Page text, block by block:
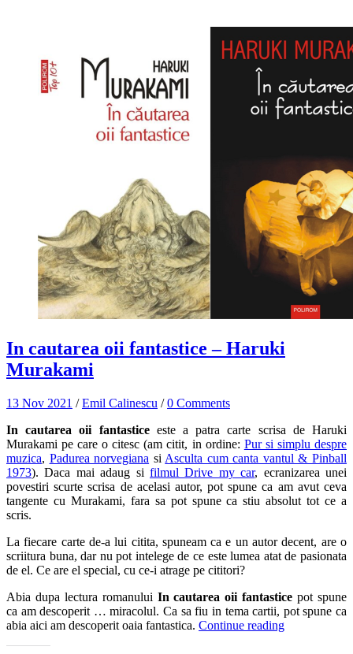
In cautarea oii fantastice – Haruki
Murakami
13 Nov 2021 /Emil Calinescu /0 Comments
In cautarea oii fantasticeeste a patra carte scrisa de Haruki
Murakami pe care o citesc (am citit, in ordine: Pur si simplu despre
muzica, Padurea norvegiana si Asculta cum canta vantul & Pinball
1973). Daca mai adaug si filmul Drive my car, ecranizarea unei
povestiri scurte scrisa de acelasi autor, pot spune ca am avut ceva
tangente cu Murakami, fara sa pot spune ca stiu absolut tot ce a
scris.
La fiecare carte de-a lui citita, spuneam ca e un autor decent, are o
scriitura buna, dar nu pot intelege de ce este lumea atat de pasionata
de el. Ce are el special, cu ce-i atrage pe cititori?
Abia dupa lectura romanului In cautarea oii fantastice pot spune
ca am descoperit … miracolul. Ca sa fiu in tema cartii, pot spune ca
abia aici am descoperit oaia fantastica. Continue reading